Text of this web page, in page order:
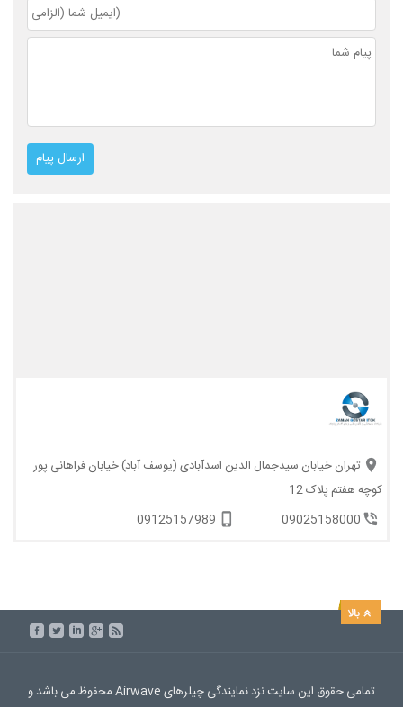
تهران خیابان سیدجمال الدین اسدآبادی (یوسف آباد) خیابان فراهانی پور
کوچه هفتم پلاک 12
09025158000
09125157989
تمامی حقوق این سایت نزد نمایندگی چیلرهای Airwave محفوظ می باشد و